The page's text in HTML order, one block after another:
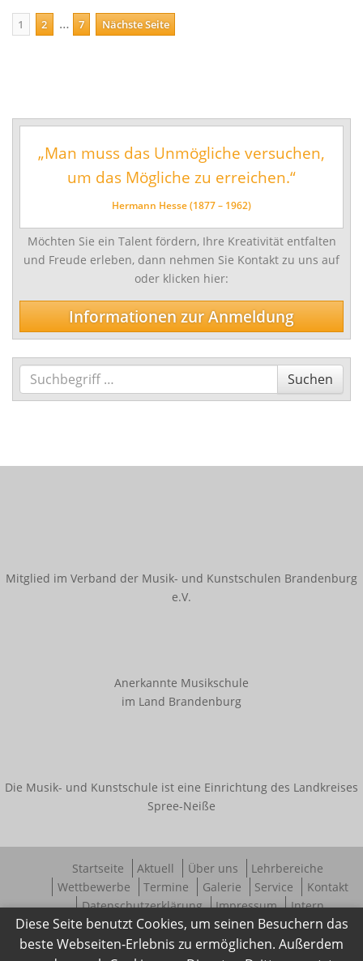
Beitragsnavigation
Seite
1 Seite
2 … Seite
7 Nächste Seite
„Man muss das Unmögliche versuchen,
um das Mögliche zu erreichen.“
Hermann Hesse (1877 – 1962)
Möchten Sie ein Talent fördern, Ihre Kreativität entfalten
und Freude erleben, dann nehmen Sie Kontakt zu uns auf
oder klicken hier:
Informationen zur Anmeldung
Suchen
Suchen
Mitglied im Verband der Musik- und Kunstschulen Brandenburg
e.V.
Anerkannte Musikschule
im Land Brandenburg
Die Musik- und Kunstschule ist eine Einrichtung des Landkreises
Spree-Neiße
Startseite Aktuell Über uns
Lehrbereiche
Wettbewerbe
Termine Galerie Service
Kontakt
Datenschutzerklärung
Impressum Intern
Diese Seite benutzt Cookies, um seinen Besuchern das
beste Webseiten-Erlebnis zu ermöglichen. Außerdem